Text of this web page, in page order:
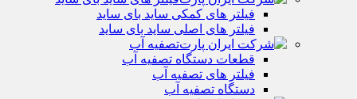
فیلتر های کمکی ساید بای ساید
فیلتر های اصلی ساید بای ساید
تصفیه آب
قطعات دستگاه تصفیه آب
فیلتر های تصفیه آب
دستگاه تصفیه آب